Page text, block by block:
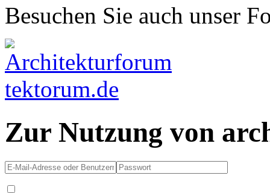
Besuchen Sie auch unser
Zur Nutzung von